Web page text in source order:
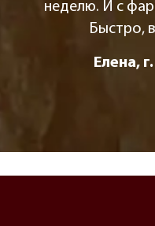
неделю. И с
Быстро,
Елена,